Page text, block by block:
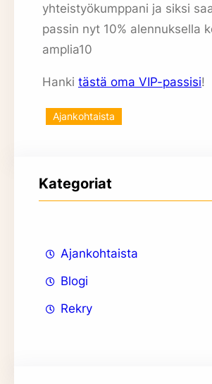
yhteistyökumppani ja siksi
passin nyt 10% alennuksella
amplia10
Hanki tästä oma VIP-passisi!
Ajankohtaista
Kategoriat
Ajankohtaista
Blogi
Rekry